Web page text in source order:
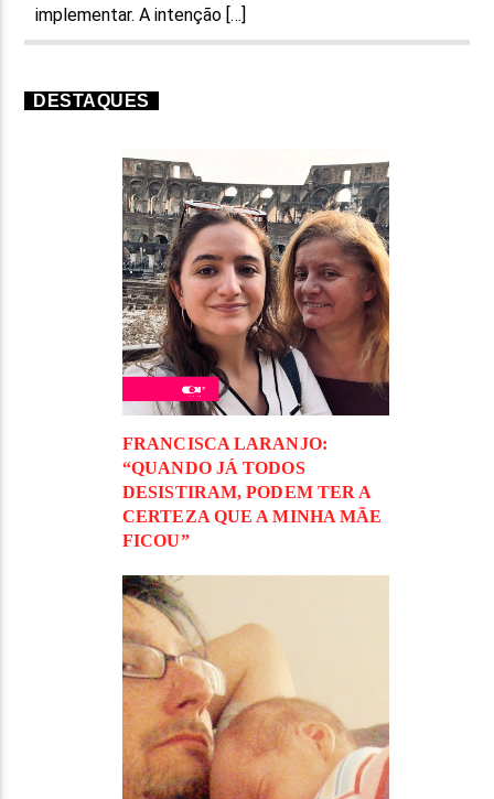
implementar. A intenção […]
DESTAQUES
FRANCISCA LARANJO:
“QUANDO JÁ TODOS
DESISTIRAM, PODEM TER A
CERTEZA QUE A MINHA MÃE
FICOU”